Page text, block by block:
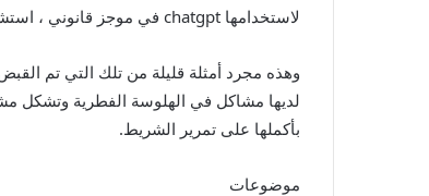
لاستخدامها chatgpt في موجز قانوني ، استشهد بقضايا مزيفة. وتغمر المجلات الأكاديمية بأوراق تشمل النص الناتج عن الذكاء الاصطناعى.
وهذه مجرد أمثلة قليلة من تلك التي تم
لديها مشاكل في الهلوسة الفطرية وتشكل
بأكملها على تمرير الشريط.
موضوعات